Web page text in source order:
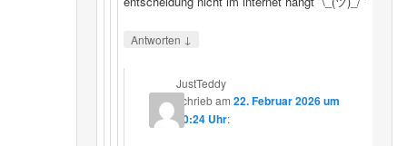
Antworten ↓
JustTeddy
schriebam 22. Februar 2026 um
20:24 Uhr: